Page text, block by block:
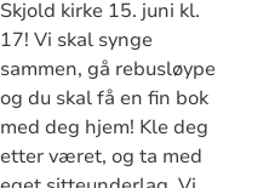
Skjold kirke 15. juni kl.
17! Vi skal synge
sammen, gå rebusløype
og du skal få en fin bok
med deg hjem! Kle deg
etter været, og ta med